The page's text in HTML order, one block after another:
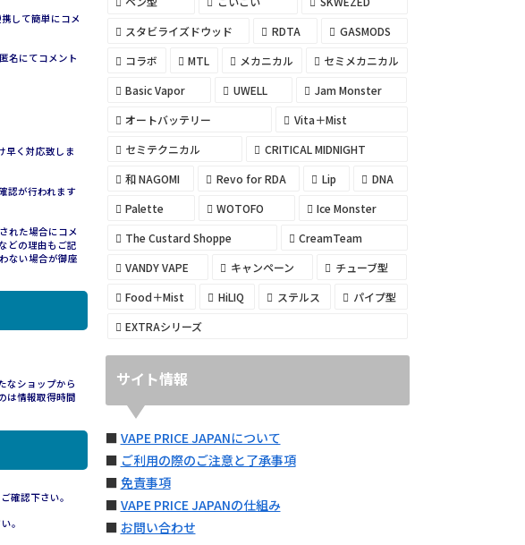
して簡単にコメ
名にてコメント
早く対応致しま
認が行われます
れた場合にコメ
どの理由もご記
ない場合が御座
なショップから
は情報取得時間
確認下さい。
。
スタビライズドウッド
RDTA
GASMODS
コラボ
MTL メカニカル
セミメカニカル
Basic Vapor
UWELL
Jam Monster
オートバッテリー
Vita＋Mist
セミテクニカル
CRITICAL MIDNIGHT
和 NAGOMI
Revo for RDA Lip
DNA
Palette
WOTOFO
Ice Monster
The Custard Shoppe
CreamTeam
VANDY VAPE
キャンペーン
チューブ型
Food＋Mist
HiLIQ ステルス
パイプ型
EXTRAシリーズ
サイト情報
■ VAPE PRICE JAPANについて
■ ご利用の際のご注意と了承事項
■ 免責事項
■ VAPE PRICE JAPANの仕組み
■ お問い合わせ